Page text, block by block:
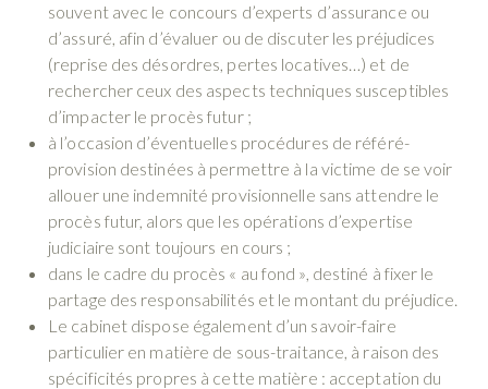
souvent avec le concours d’experts d’assurance ou
d’assuré, afin d’évaluer ou de discuter les préjudices
(reprise des désordres, pertes locatives…) et de
rechercher ceux des aspects techniques susceptibles
d’impacter le procès futur ;
à l’occasion d’éventuelles procédures de référé-
provision destinées à permettre à la victime de se voir
allouer une indemnité provisionnelle sans attendre le
procès futur, alors que les opérations d’expertise
judiciaire sont toujours en cours ;
dans le cadre du procès « au fond », destiné à fixer le
partage des responsabilités et le montant du préjudice.
Le cabinet dispose également d’un savoir-faire
particulier en matière de sous-traitance, à raison des
spécificités propres à cette matière : acceptation du